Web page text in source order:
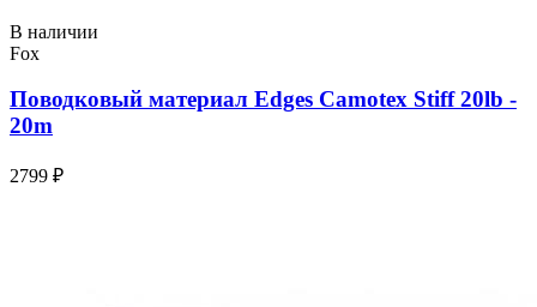
В наличии
Fox
Поводковый материал Edges Camotex Stiff 20lb -
20m
2799 ₽